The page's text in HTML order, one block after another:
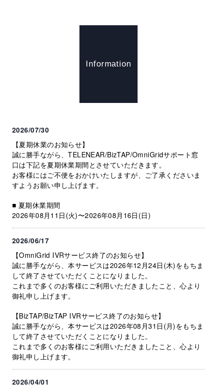
Information
2026/07/30
【夏期休業のお知らせ】
誠に勝手ながら、TELENEAR/BizTAP/OmniGridサポート窓
口は下記を夏期休業期間とさせていただきます。
お客様にはご不便をおかけいたしますが、ご了承くださいま
すようお願い申し上げます。
■ 夏期休業期間
2026年08月11日(火)〜2026年08月16日(日)
2026/06/17
【OmniGrid IVRサービス終了のお知らせ】
誠に勝手ながら、本サービスは2026年12月24日(木)をもちま
して終了させていただくことになりました。
これまで多くのお客様にご利用いただきましたこと、心より
御礼申し上げます。
【BizTAP/BizTAP IVRサービス終了のお知らせ】
誠に勝手ながら、本サービスは2026年08月31日(月)をもちま
して終了させていただくことになりました。
これまで多くのお客様にご利用いただきましたこと、心より
御礼申し上げます。
2026/04/01